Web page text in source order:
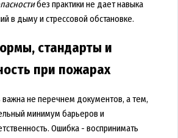
без практики не дает навыка
в дыму и стрессовой обстановке.
стандарты и
при пожарах
важна не перечнем документов, а тем,
минимум барьеров и
Ошибка - воспринимать